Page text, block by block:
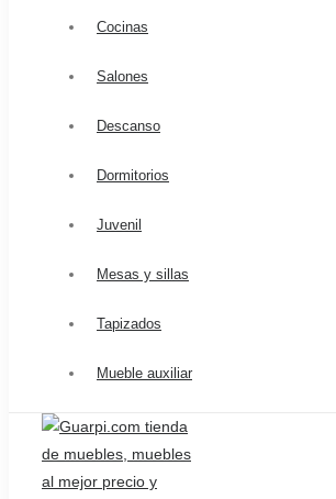
Cocinas
Salones
Descanso
Dormitorios
Juvenil
Mesas y sillas
Tapizados
Mueble auxiliar